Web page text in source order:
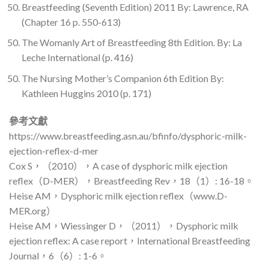
Breastfeeding (Seventh Edition) 2011 By: Lawrence, RA
(Chapter 16 p. 550-613)
The Womanly Art of Breastfeeding 8th Edition. By: La
Leche International (p. 416)
The Nursing Mother’s Companion 6th Edition By:
Kathleen Huggins 2010 (p. 171)
參考文獻
https://www.breastfeeding.asn.au/bfinfo/dysphoric-milk-
ejection-reflex-d-mer
Cox S，（2010），A case of dysphoric milk ejection
reflex（D-MER），Breastfeeding Rev，18（1）: 16-18。
Heise AM，Dysphoric milk ejection reflex（www.D-
MER.org）
Heise AM，Wiessinger D，（2011），Dysphoric milk
ejection reflex: A case report，International Breastfeeding
Journal，6（6）: 1-6。